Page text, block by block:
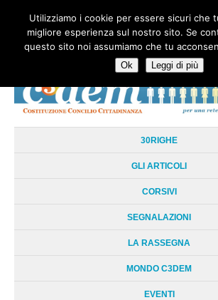
HOME CHI SIAMO LA RETE LE RADICI
AREE TEMATICHE
30RIGHE
GLI ARTICOLI
CORSIVI
SEGNALAZIONI
LA RASSEGNA
MONDO C3DEM
EVENTI
Utilizziamo i cookie per essere sicuri che
migliore esperienza sul nostro sito. Se
questo sito noi assumiamo che tu
Ok Leggi di più